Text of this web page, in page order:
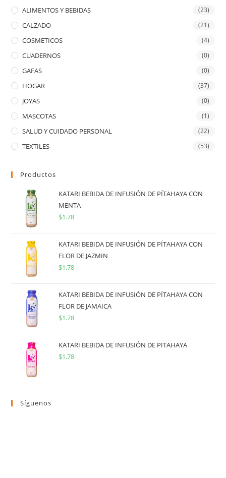
ALIMENTOS Y BEBIDAS (23)
CALZADO (21)
COSMETICOS (4)
CUADERNOS (0)
GAFAS (0)
HOGAR (37)
JOYAS (0)
MASCOTAS (1)
SALUD Y CUIDADO PERSONAL (22)
TEXTILES (53)
Productos
KATARI BEBIDA DE INFUSIÓN DE PÍTAHAYA CON
MENTA
$1.78
KATARI BEBIDA DE INFUSIÓN DE PÍTAHAYA CON
FLOR DE JAZMIN
$1.78
KATARI BEBIDA DE INFUSIÓN DE PÍTAHAYA CON
FLOR DE JAMAICA
$1.78
KATARI BEBIDA DE INFUSIÓN DE PITAHAYA
$1.78
Síguenos